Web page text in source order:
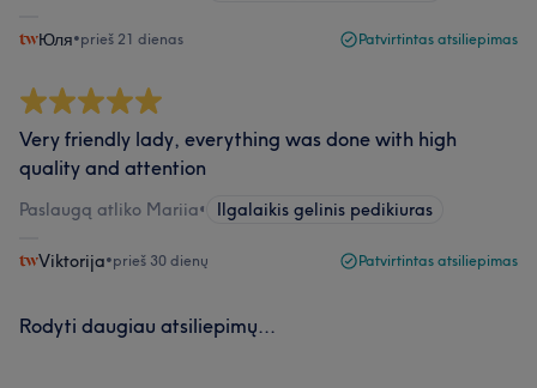
Юля•prieš 21 dienas Patvirtintas atsiliepimas
Very friendly lady, everything was done with high
quality and attention
Paslaugą atliko Mariia• Ilgalaikis gelinis pedikiuras
Viktorija•prieš 30 dienų Patvirtintas atsiliepimas
Rodyti daugiau atsiliepimų...